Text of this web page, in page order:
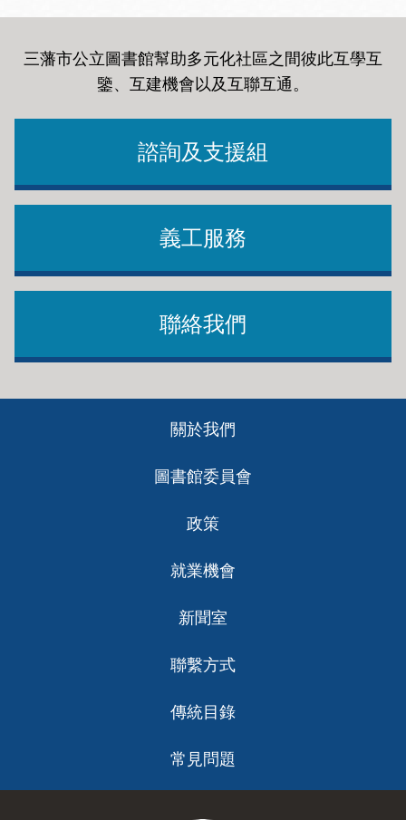
三藩市公立圖書館幫助多元化社區之間彼此互學互
鑒、互建機會以及互聯互通。
諮詢及支援組
義工服務
聯絡我們
關於我們
圖書館委員會
政策
就業機會
新聞室
聯繫方式
傳統目錄
常見問題